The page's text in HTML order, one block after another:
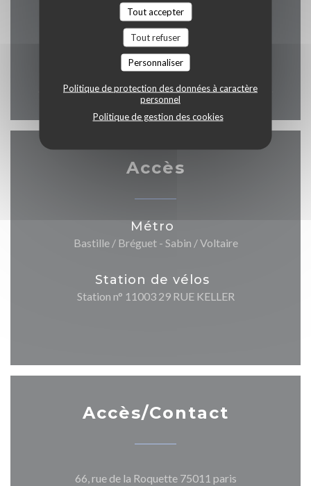
Tout accepter
Tout refuser
Personnaliser
Politique de protection des données à caractère
personnel
Politique de gestion des cookies
Lun-Dim
07h30 - 02h00
Accès
Métro
Bastille / Bréguet - Sabin / Voltaire
Station de vélos
Station n° 11003 29 RUE KELLER
Accès/Contact
66, rue de la Roquette 75011 paris((ouvre une